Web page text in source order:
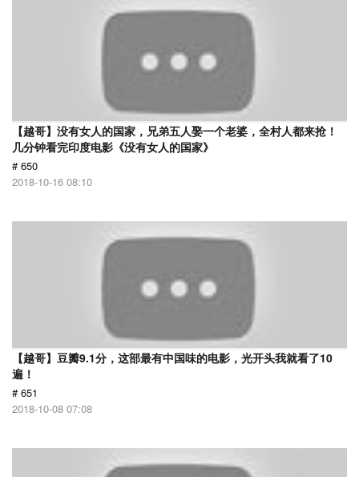
【越哥】没有女人的国家，兄弟五人娶一个老婆，全村人都来抢！
几分钟看完印度电影《没有女人的国家》
# 650
2018-10-16 08:10
【越哥】豆瓣9.1分，这部最有中国味的电影，光开头我就看了10
遍！
# 651
2018-10-08 07:08